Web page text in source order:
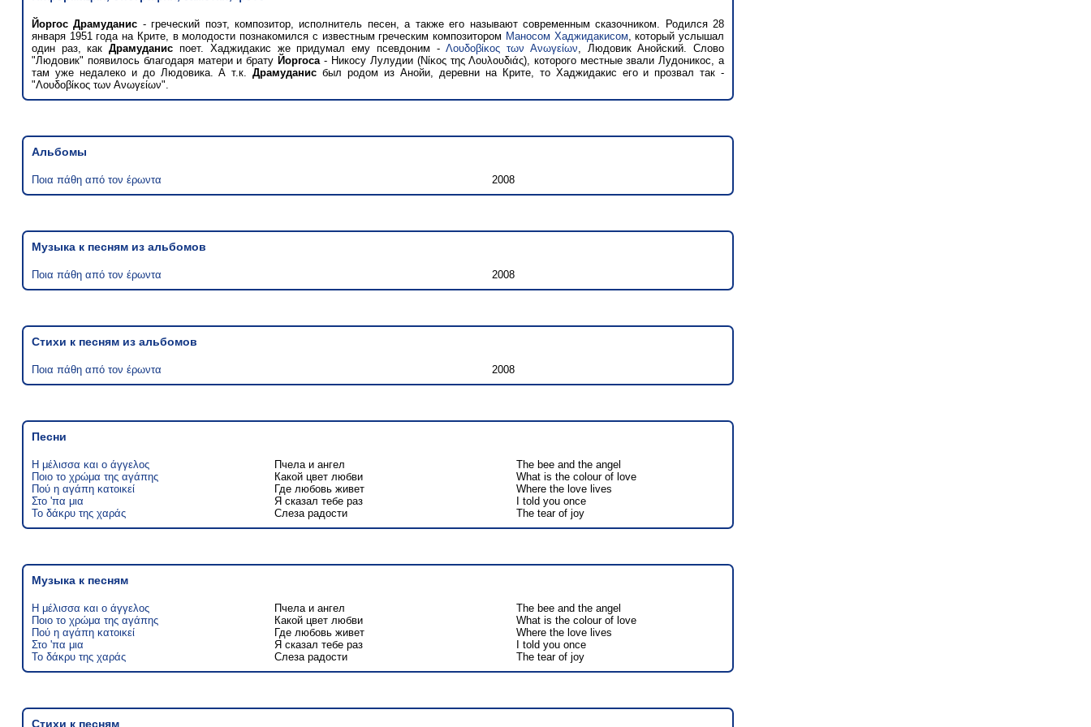
Йоргос Драмуданис - греческий поэт, композитор, исполнитель песен, а также его называют современным сказочником. Родился 28
января 1951 года на Крите, в молодости познакомился с известным греческим композитором Маносом Хаджидакисом, который услышал
один раз, какДрамуданис поет. Хаджидакис же придумал ему псевдоним -Λουδοβίκος των Ανωγείων, Людовик Анойский. Слово
"Людовик" появилось благодаря матери и брату Йоргоса- Никосу Лулудии (Νίκος της Λουλουδιάς), которого местные звали Лудоникос, а
там уже недалеко и до Людовика. А т.к.Драмуданис был родом из Анойи, деревни на Крите, то Хаджидакис его и прозвал так -
"Λουδοβίκος των Ανωγείων".
Альбомы
Ποια πάθη από τον έρωντα 2008
Музыка к песням из альбомов
Ποια πάθη από τον έρωντα 2008
Стихи к песням из альбомов
Ποια πάθη από τον έρωντα 2008
Песни
Η μέλισσα και ο άγγελος Пчела и ангел
The bee and the angel
Ποιο το χρώμα της αγάπης
Какой цвет любви
What is the colour of love
Πού η αγάπη κατοικεί
Где любовь живет
Where the love lives
Στο 'πα μια
Я сказал тебе раз
I told you once
Το δάκρυ της χαράς
Слеза радости The tear of joy
Музыка к песням
Η μέλισσα και ο άγγελος Пчела и ангел
The bee and the angel
Ποιο το χρώμα της αγάπης
Какой цвет любви
What is the colour of love
Πού η αγάπη κατοικεί
Где любовь живет
Where the love lives
Στο 'πα μια
Я сказал тебе раз
I told you once
Το δάκρυ της χαράς
Слеза радости The tear of joy
Стихи к песням